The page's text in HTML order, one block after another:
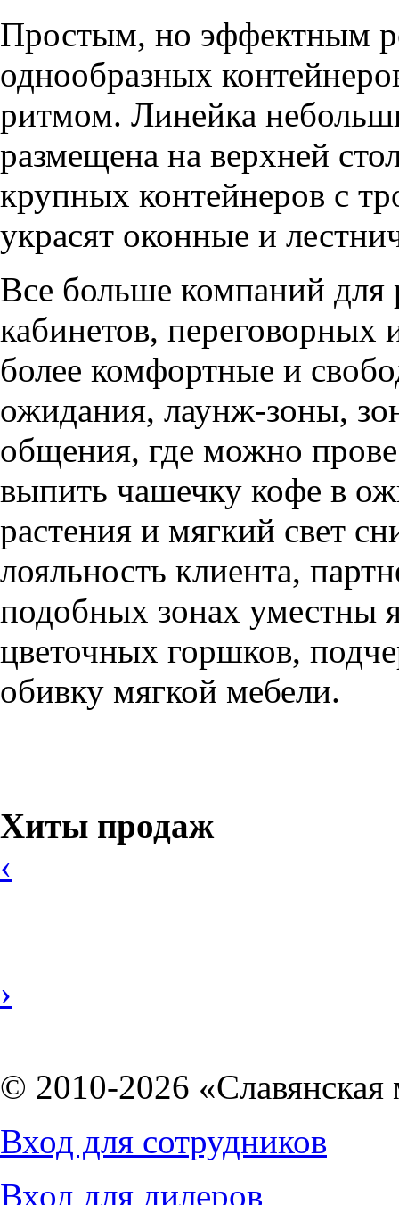
Простым, но эффектным
однообразных
ритмом. Линейка
размещена на верхней
крупных контейнеров с
украсят оконные и
Все больше компаний для
кабинетов, переговорных
более комфортные и
ожидания, лаунж-зоны,
общения, где можно
выпить чашечку кофе в
растения и мягкий свет
лояльность клиента,
подобных зонах уместны
цветочных горшков,
обивку мягкой мебели.
Хиты продаж
‹
›
© 2010-2026 «Славянская
Вход для сотрудников
Вход для дилеров